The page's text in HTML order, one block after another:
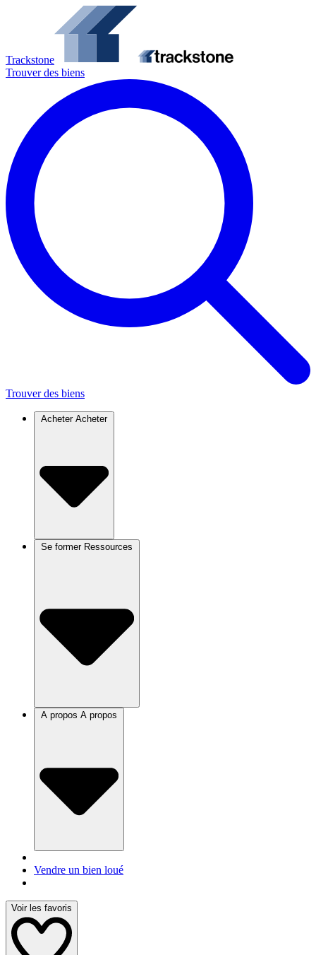
Trackstone
Trouver des biens
Trouver des biens
Acheter Acheter
Se former
A propos
Vendre un bien loué
Voir les favoris